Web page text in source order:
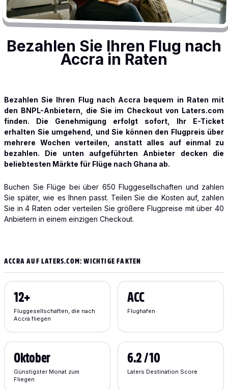
Bezahlen Sie Ihren Flug nach
Accra in Raten
Bezahlen Sie Ihren Flug nach Accra bequem in Raten mit
den BNPL-Anbietern, die Sie im Checkout von Laters.com
finden. Die Genehmigung erfolgt sofort, Ihr E-Ticket
erhalten Sie umgehend, und Sie können den Flugpreis über
mehrere Wochen verteilen, anstatt alles auf einmal zu
bezahlen. Die unten aufgeführten Anbieter decken die
beliebtesten Märkte für Flüge nach Ghana ab.
Buchen Sie Flüge bei über 650 Fluggesellschaften und zahlen
Sie später, wie es Ihnen passt. Teilen Sie die Kosten auf, zahlen
Sie in 4 Raten oder verteilen Sie größere Flugpreise mit über 40
Anbietern in einem einzigen Checkout.
ACCRA AUF LATERS.COM: WICHTIGE FAKTEN
Fluggesellschaften, die nach
Accra fliegen
12+
Flughafen
ACC
Günstigster Monat zum
Fliegen
Oktober
Laters Destination Score
6.2 / 10